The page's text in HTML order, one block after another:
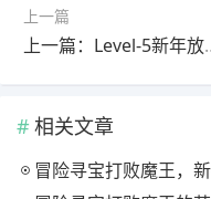
上一篇
上一篇：Level-5新
相关文章
冒险寻宝打败魔王，